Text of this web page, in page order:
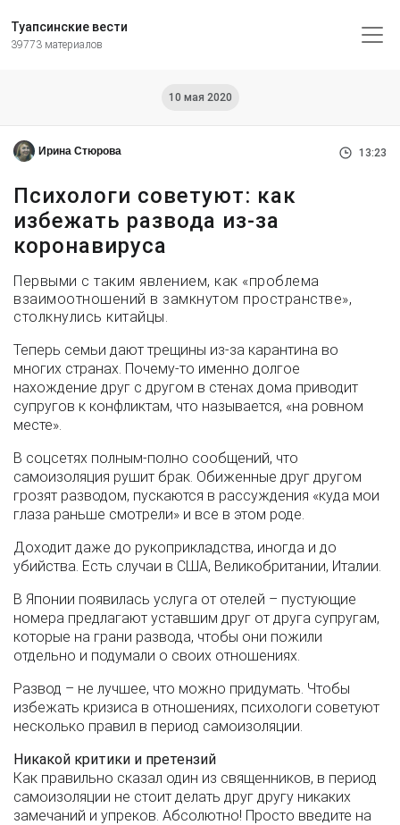
Туапсинские вести
39773 материалов
10 мая 2020
Ирина Стюрова 13:23
Психологи советуют: как
избежать развода из-за
коронавируса
Первыми с таким явлением, как «проблема
взаимоотношений в замкнутом пространстве»,
столкнулись китайцы.
Теперь семьи дают трещины из-за карантина во
многих странах. Почему-то именно долгое
нахождение друг с другом в стенах дома приводит
супругов к конфликтам, что называется, «на ровном
месте».
В соцсетях полным-полно сообщений, что
самоизоляция рушит брак. Обиженные друг другом
грозят разводом, пускаются в рассуждения «куда мои
глаза раньше смотрели» и все в этом роде.
Доходит даже до рукоприкладства, иногда и до
убийства. Есть случаи в США, Великобритании, Италии.
В Японии появилась услуга от отелей – пустующие
номера предлагают уставшим друг от друга супругам,
которые на грани развода, чтобы они пожили
отдельно и подумали о своих отношениях.
Развод – не лучшее, что можно придумать. Чтобы
избежать кризиса в отношениях, психологи советуют
несколько правил в период самоизоляции.
Никакой критики и претензий
Как правильно сказал один из священников, в период
самоизоляции не стоит делать друг другу никаких
замечаний и упреков. Абсолютно! Просто введите на